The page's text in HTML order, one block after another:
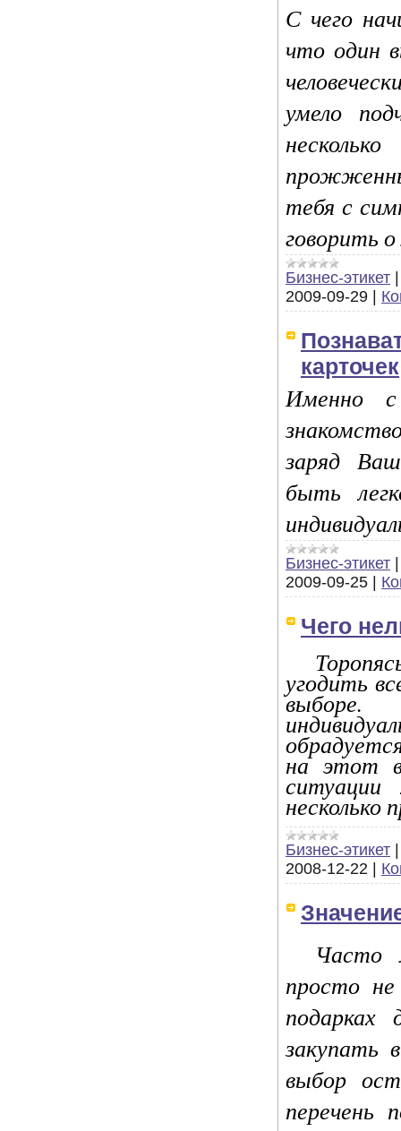
С чего
что один
умело
тебя с
говорить
Бизнес-этикет
2009-09-29 |
карточек
Именно с
заряд
быть
Бизнес-этикет
2009-09-25 |
Чего
угодить
на этот
ситуации
несколько
Бизнес-этикет
2008-12-22
Часто
просто
закупать
выбор
перечень